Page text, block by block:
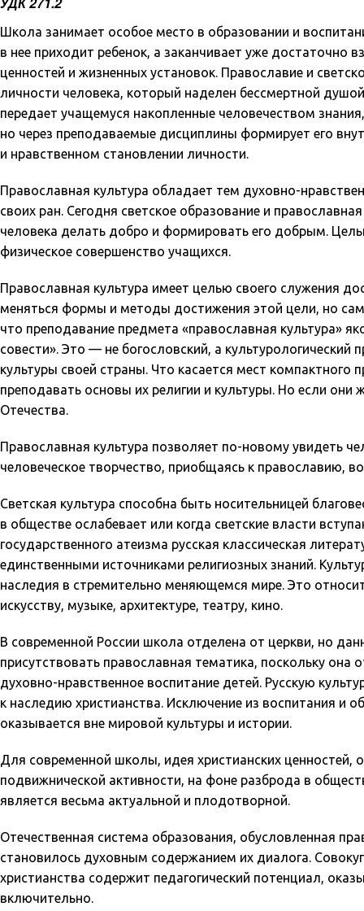
Школа занимает особое место в образовании и
в нее приходит ребенок, а заканчивает уже
ценностей и жизненных установок. Православие и
личности человека, который наделен бессмертной
передает учащемуся накопленные человечеством
но через преподаваемые дисциплины формирует его
и нравственном становлении личности.
Православная культура обладает тем духовно-
своих ран. Сегодня светское образование и
человека делать добро и формировать его добрым.
физическое совершенство учащихся.
Православная культура имеет целью своего служения
меняться формы и методы достижения этой цели, но
что преподавание предмета «православная культура»
совести». Это — не богословский, а
культуры своей страны. Что касается мест компактного
преподавать основы их религии и культуры. Но если
Отечества.
Православная культура позволяет по-новому увидеть
человеческое творчество, приобщаясь к православию,
Светская культура способна быть носительницей
в обществе ослабевает или когда светские власти
государственного атеизма русская классическая
единственными источниками религиозных знаний.
наследия в стремительно меняющемся мире. Это
искусству, музыке, архитектуре, театру, кино.
В современной России школа отделена от церкви, но
присутствовать православная тематика, поскольку
духовно-нравственное воспитание детей. Русскую
к наследию христианства. Исключение из воспитания и
оказывается вне мировой культуры и истории.
Для современной школы, идея христианских
подвижнической активности, на фоне разброда в
является весьма актуальной и плодотворной.
Отечественная система образования, обусловленная
становилось духовным содержанием их диалога.
христианства содержит педагогический потенциал,
включительно.